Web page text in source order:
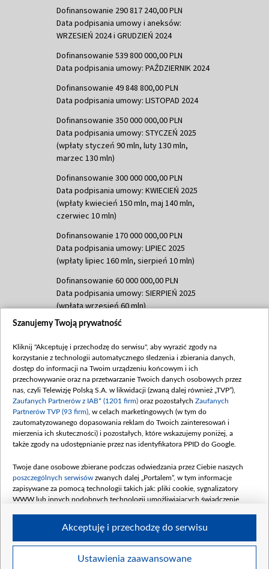
Dofinansowanie 290 817 240,00 PLN
Data podpisania umowy i aneksów:
WRZESIEŃ 2024 i GRUDZIEŃ 2024
Dofinansowanie 539 800 000,00 PLN
Data podpisania umowy: PAŹDZIERNIK 2024
Dofinansowanie 49 848 800,00 PLN
Data podpisania umowy: LISTOPAD 2024
Dofinansowanie 350 000 000,00 PLN
Data podpisania umowy: STYCZEŃ 2025
(wpłaty styczeń 90 mln, luty 130 mln,
marzec 130 mln)
Dofinansowanie 300 000 000,00 PLN
Data podpisania umowy: KWIECIEŃ 2025
(wpłaty kwiecień 150 mln, maj 140 mln,
czerwiec 10 mln)
Dofinansowanie 170 000 000,00 PLN
Data podpisania umowy: LIPIEC 2025
(wpłaty lipiec 160 mln, sierpień 10 mln)
Dofinansowanie 60 000 000,00 PLN
Data podpisania umowy: SIERPIEŃ 2025
(wpłata wrzesień 60 mln)
Dofinansowanie 635 783 051,21 PLN
(wpłata wrzesień 100 mln, październik 350
mln, listopad 265 mln)
Dofinansowanie 48 862 000,00 PLN
Data podpisania umowy: GRUDZIEŃ 2025
(wpłata grudzień 60,548 mln)
Dofinansowanie 900 000 000,00 PLN
Data podpisania umowy: LUTY 2026 (wpłata
kwiecień 180 mln, 7 maja 180 mln, 8
czerwca 90 mln)
Dofinansowanie 250 000 000,00 PLN
4 sierpnia 250 mln
Szanujemy Twoją prywatność
Kliknij "Akceptuję i przechodzę do serwisu", aby wyrazić zgody na
korzystanie z technologii automatycznego śledzenia i zbierania danych,
dostęp do informacji na Twoim urządzeniu końcowym i ich
przechowywanie oraz na przetwarzanie Twoich danych osobowych przez
nas, czyli Telewizję Polską S.A. w likwidacji (zwaną dalej również „TVP”),
Zaufanych Partnerów z IAB* (1201 firm) oraz pozostałych Zaufanych
Partnerów TVP (93 firm) , w celach marketingowych (w tym do
zautomatyzowanego dopasowania reklam do Twoich zainteresowań i
mierzenia ich skuteczności) i pozostałych, które wskazujemy poniżej, a
także zgody na udostępnianie przez nas identyfikatora PPID do Google.
Twoje dane osobowe zbierane podczas odwiedzania przez Ciebie naszych
poszczególnych serwisów zwanych dalej „Portalem”, w tym informacje
zapisywane za pomocą technologii takich jak: pliki cookie, sygnalizatory
WWW lub innych podobnych technologii umożliwiających świadczenie
Twoje dane osobowe zbierane podczas odwiedzania przez Ciebie
Ustawienia zaawansowane
Akceptuję i przechodzę do serwisu